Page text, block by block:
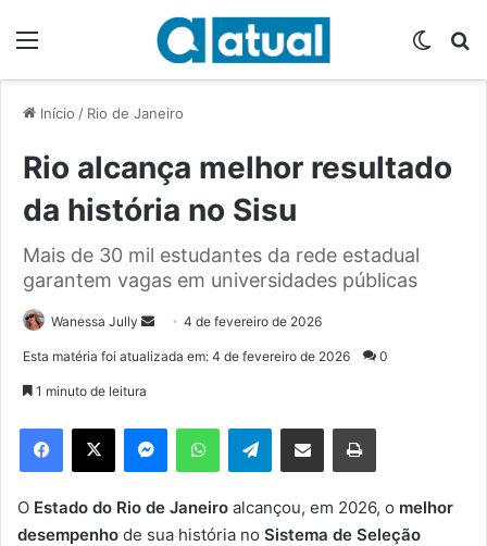
Início / Rio de Janeiro
Rio alcança melhor resultado
da história no Sisu
Mais de 30 mil estudantes da rede estadual
garantem vagas em universidades públicas
Wanessa Jully
e
m
e
-
4 de fevereiro de 2026
Esta matéria foi atualizada em: 4 de fevereiro de 2026 0
1 minuto de leitura
Telegram
O Estado do Rio de Janeiro alcançou, em 2026, o melhor
desempenho de sua história no Sistema de Seleção